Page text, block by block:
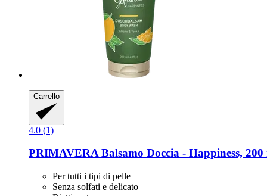
Carrello
4.0 (1)
PRIMAVERABalsamo Doccia -​ Happiness, 200
Per tutti i tipi di pelle
Senza solfati e delicato